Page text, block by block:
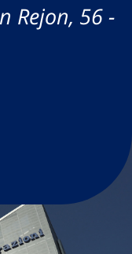
Rejon, 56 -